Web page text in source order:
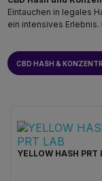
Eintauchen in legales
ein intensives
spezifische Suche:
konzentriertesten
Jahren.
CBD HASH &
YELLOW HASH PRT